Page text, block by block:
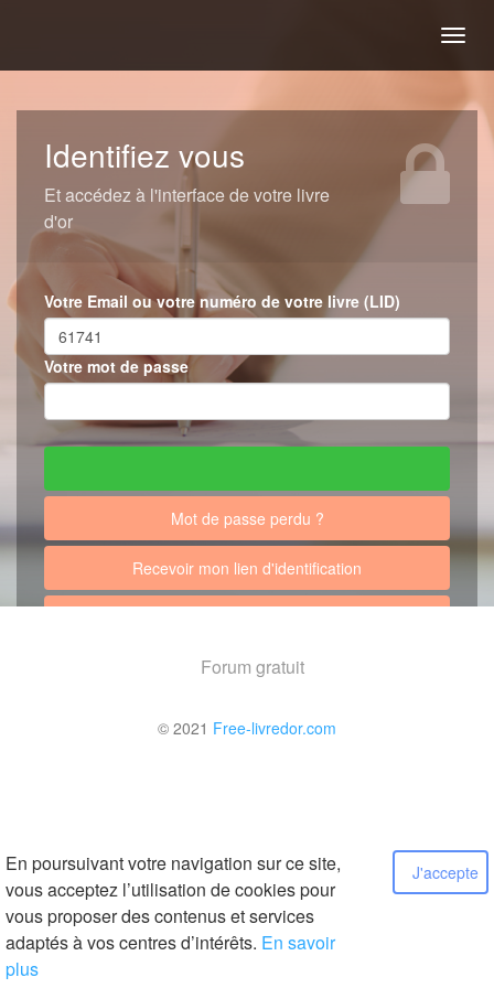
En poursuivant votre navigation sur ce site,
vous acceptez l’utilisation de cookies pour
vous proposer des contenus et services
adaptés à vos centres d’intérêts. En savoir
plus
J'accepte
Identifiez vous
Et accédez à l'interface de votre livre
d'or
Votre Email ou votre numéro de votre livre (LID)
Votre mot de passe
Mot de passe perdu ?
Recevoir mon lien d'identification
Forum gratuit
© 2021 Free-livredor.com